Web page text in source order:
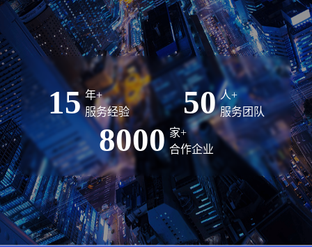
15 年+
服务经验
50 人+
服务团队
8000 家+
合作企业